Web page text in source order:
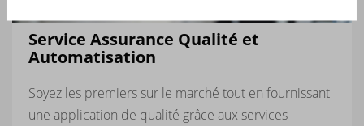
Service Assurance Qualité et
Automatisation
Soyez les premiers sur le marché tout en fournissant
une application de qualité grâce aux services